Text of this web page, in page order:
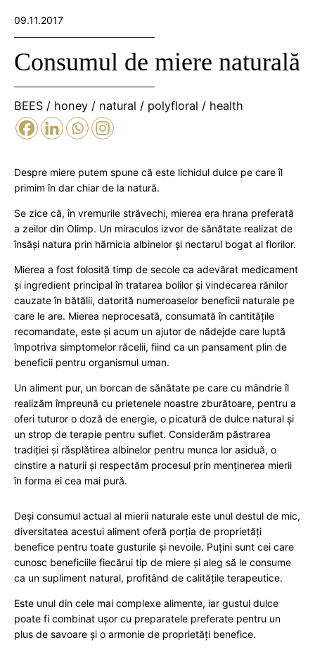
09.11.2017
Consumul de miere naturală
BEES / honey / natural / polyfloral / health
Despre miere putem spune că este lichidul dulce pe care îl
primim în dar chiar de la natură.
Se zice că, în vremurile străvechi, mierea era hrana preferată
a zeilor din Olimp. Un miraculos izvor de sănătate realizat de
însăși natura prin hărnicia albinelor și nectarul bogat al florilor.
Mierea a fost folosită timp de secole ca adevărat medicament
și ingredient principal în tratarea bolilor și vindecarea rănilor
cauzate în bătălii, datorită numeroaselor beneficii naturale pe
care le are. Mierea neprocesată, consumată în cantitățile
recomandate, este și acum un ajutor de nădejde care luptă
împotriva simptomelor răcelii, fiind ca un pansament plin de
beneficii pentru organismul uman.
Un aliment pur, un borcan de sănătate pe care cu mândrie îl
realizăm împreună cu prietenele noastre zburătoare, pentru a
oferi tuturor o doză de energie, o picatură de dulce natural și
un strop de terapie pentru suflet. Considerăm păstrarea
tradiției și răsplătirea albinelor pentru munca lor asiduă, o
cinstire a naturii și respectăm procesul prin menținerea mierii
în forma ei cea mai pură.
Deși consumul actual al mierii naturale este unul destul de mic,
diversitatea acestui aliment oferă porția de proprietăți
benefice pentru toate gusturile și nevoile. Puțini sunt cei care
cunosc beneficiile fiecărui tip de miere și aleg să le consume
ca un supliment natural, profitând de calitățile terapeutice.
Este unul din cele mai complexe alimente, iar gustul dulce
poate fi combinat ușor cu preparatele preferate pentru un
plus de savoare și o armonie de proprietăți benefice.